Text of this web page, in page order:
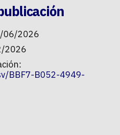
06/2026
2026
BBF7-B052-4949-